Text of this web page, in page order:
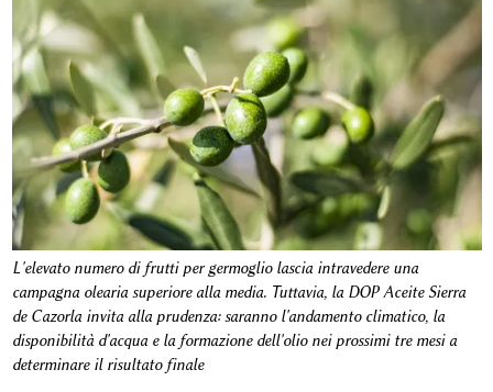
L'elevato numero di frutti per germoglio lascia intravedere una
campagna olearia superiore alla media. Tuttavia, la DOP Aceite Sierra
de Cazorla invita alla prudenza: saranno l'andamento climatico, la
disponibilità d'acqua e la formazione dell'olio nei prossimi tre mesi a
determinare il risultato finale